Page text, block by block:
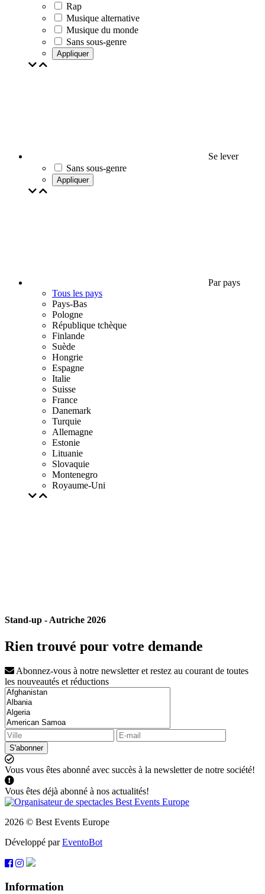
Rap
Musique alternative
Musique du monde
Sans sous-genre
Appliquer
Se lever
Sans sous-genre
Appliquer
Par pays
Tous les pays
Pays-Bas
Pologne
République tchèque
Finlande
Suède
Hongrie
Espagne
Italie
Suisse
France
Danemark
Turquie
Allemagne
Estonie
Lituanie
Slovaquie
Montenegro
Royaume-Uni
Stand-up - Autriche 2026
Rien trouvé pour votre demande
Abonnez-vous à notre newsletter et restez au courant de toutes
les nouveautés et réductions
S'abonner
Vous vous êtes abonné avec succès à la newsletter de notre société!
Vous êtes déjà abonné à nos actualités!
2026 © Best Events Europe
Développé parEventoBot
Information